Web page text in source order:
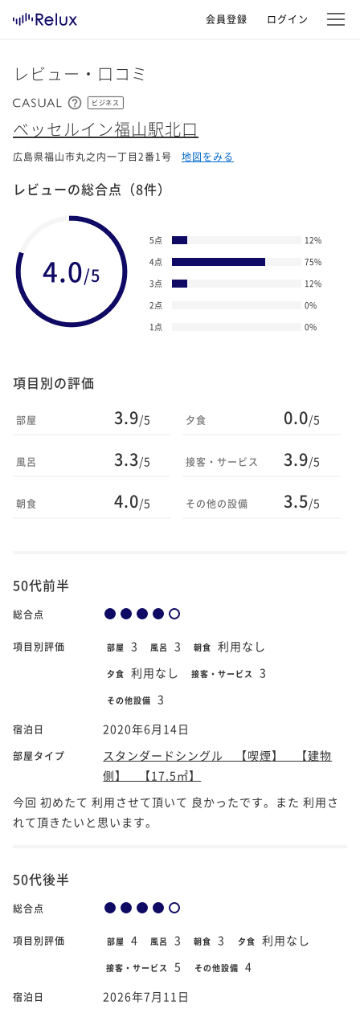
会員登録 ログイン
レビュー・口コミ
ビジネス
ベッセルイン福山駅北口
広島県福山市丸之内一丁目2番1号 地図をみる
レビューの総合点 （8件）
4.0/5
5点 12%
4点
75%
3点
12%
2点
0%
1点
0%
項目別の評価
部屋 3.9/5
風呂 3.3/5
朝食 4.0/5
夕食 0.0/5
接客・サービス 3.9/5
その他の設備 3.5/5
50代前半
総合点
項目別評価 部屋 3 風呂 3 朝食 利用なし
夕食 利用なし 接客・サービス 3
その他設備 3
宿泊日 2020年6月14日
部屋タイプ
スタンダードシングル 【喫煙】 【建物
側】 【17.5㎡】
今回 初めたて 利用させて頂いて 良かったです。また 利用さ
れて頂きたいと思います。
50代後半
総合点
項目別評価 部屋 4 風呂 3 朝食 3 夕食 利用なし
接客・サービス 5 その他設備 4
宿泊日 2026年7月11日